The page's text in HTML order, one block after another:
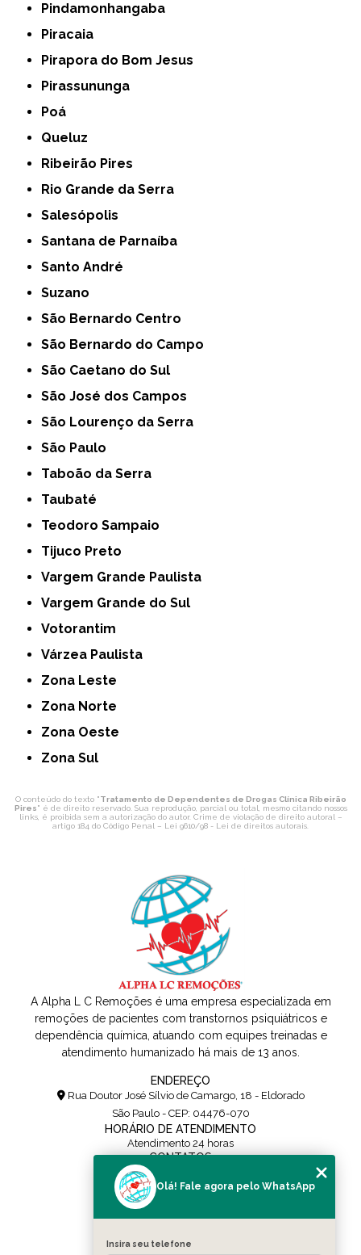
Pindamonhangaba
Piracaia
Pirapora do Bom Jesus
Pirassununga
Poá
Queluz
Ribeirão Pires
Rio Grande da Serra
Salesópolis
Santana de Parnaíba
Santo André
Suzano
São Bernardo Centro
São Bernardo do Campo
São Caetano do Sul
São José dos Campos
São Lourenço da Serra
São Paulo
Taboão da Serra
Taubaté
Teodoro Sampaio
Tijuco Preto
Vargem Grande Paulista
Vargem Grande do Sul
Votorantim
Várzea Paulista
Zona Leste
Zona Norte
Zona Oeste
Zona Sul
O conteúdo do texto "Tratamento de Dependentes de Drogas Clínica Ribeirão
Pires" é de direito reservado. Sua reprodução, parcial ou total, mesmo citando nossos
links, é proibida sem a autorização do autor. Crime de violação de direito autoral –
artigo 184 do Código Penal – Lei 9610/98 - Lei de direitos autorais.
A Alpha L C Remoções é uma empresa especializada em
remoções de pacientes com transtornos psiquiátricos e
dependência química, atuando com equipes treinadas e
atendimento humanizado há mais de 13 anos.
ENDEREÇO
Rua Doutor José Sílvio de Camargo, 18 - Eldorado
São Paulo - CEP: 04476-070
HORÁRIO DE ATENDIMENTO
Atendimento 24 horas
CONTATOS
(11) 5108-0171
(11) 95454-0436
contato@alpharemocoes.com.br
Olá! Fale agora pelo WhatsApp
Insira seu telefone